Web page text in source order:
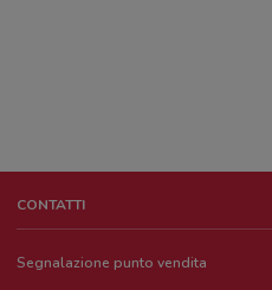
CONTATTI
Segnalazione punto vendita